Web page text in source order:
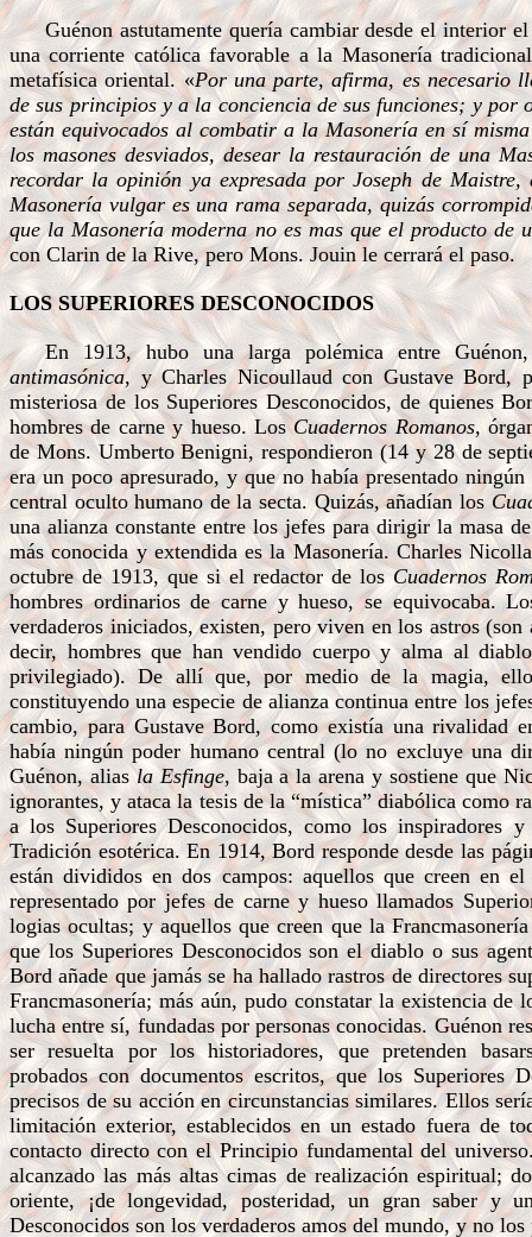
Guénon astutamente quería cambiar desde el interior
una corriente católica favorable a la Masonería
metafísica oriental. «Por una parte,afirma, es necesario
de sus principios y a la conciencia de sus funciones; y
están equivocados al combatir a la Masonería en sí
los masones desviados, desear la restauración de una
recordar la opinión ya expresada por Joseph de
Masonería vulgar es una rama separada, quizás
que la Masonería moderna no es mas que el producto de
con Clarin de la Rive, pero Mons. Jouin le cerrará el paso.
LOS SUPERIORES DESCONOCIDOS
En 1913, hubo una larga polémica entre
antimasónica, y Charles Nicoullaud con Gustave Bord,
misteriosa de los Superiores Desconocidos, de quienes
hombres de carne y hueso. LosCuadernos Romanos,
de Mons. Umberto Benigni, respondieron (14 y 28 de
era un poco apresurado, y que no había presentado
central oculto humano de la secta. Quizás, añadían los
una alianza constante entre los jefes para dirigir la masa
más conocida y extendida es la Masonería. Charles
octubre de 1913, que si el redactor de los Cuadernos
hombres ordinarios de carne y hueso, se equivocaba.
verdaderos iniciados, existen, pero viven en los astros (son
decir, hombres que han vendido cuerpo y alma al
privilegiado). De allí que, por medio de la magia,
constituyendo una especie de alianza continua entre los
cambio, para Gustave Bord, como existía una rivalidad
había ningún poder humano central (lo no excluye una
Guénon, aliasla Esfinge, baja a la arena y sostiene que
ignorantes, y ataca la tesis de la “mística” diabólica como
a los Superiores Desconocidos, como los inspiradores
Tradición esotérica. En 1914, Bord responde desde las
están divididos en dos campos: aquellos que creen en
representado por jefes de carne y hueso llamados
logias ocultas; y aquellos que creen que la
que los Superiores Desconocidos son el diablo o sus
Bord añade que jamás se ha hallado rastros de directores
Francmasonería; más aún, pudo constatar la existencia de
lucha entre sí, fundadas por personas conocidas. Guénon
ser resuelta por los historiadores, que pretenden
probados con documentos escritos, que los Superiores
precisos de su acción en circunstancias similares. Ellos
limitación exterior, establecidos en un estado fuera de
contacto directo con el Principio fundamental del
alcanzado las más altas cimas de realización espiritual;
oriente, ¡de longevidad, posteridad, un gran saber y
Desconocidos son los verdaderos amos del mundo, y no los